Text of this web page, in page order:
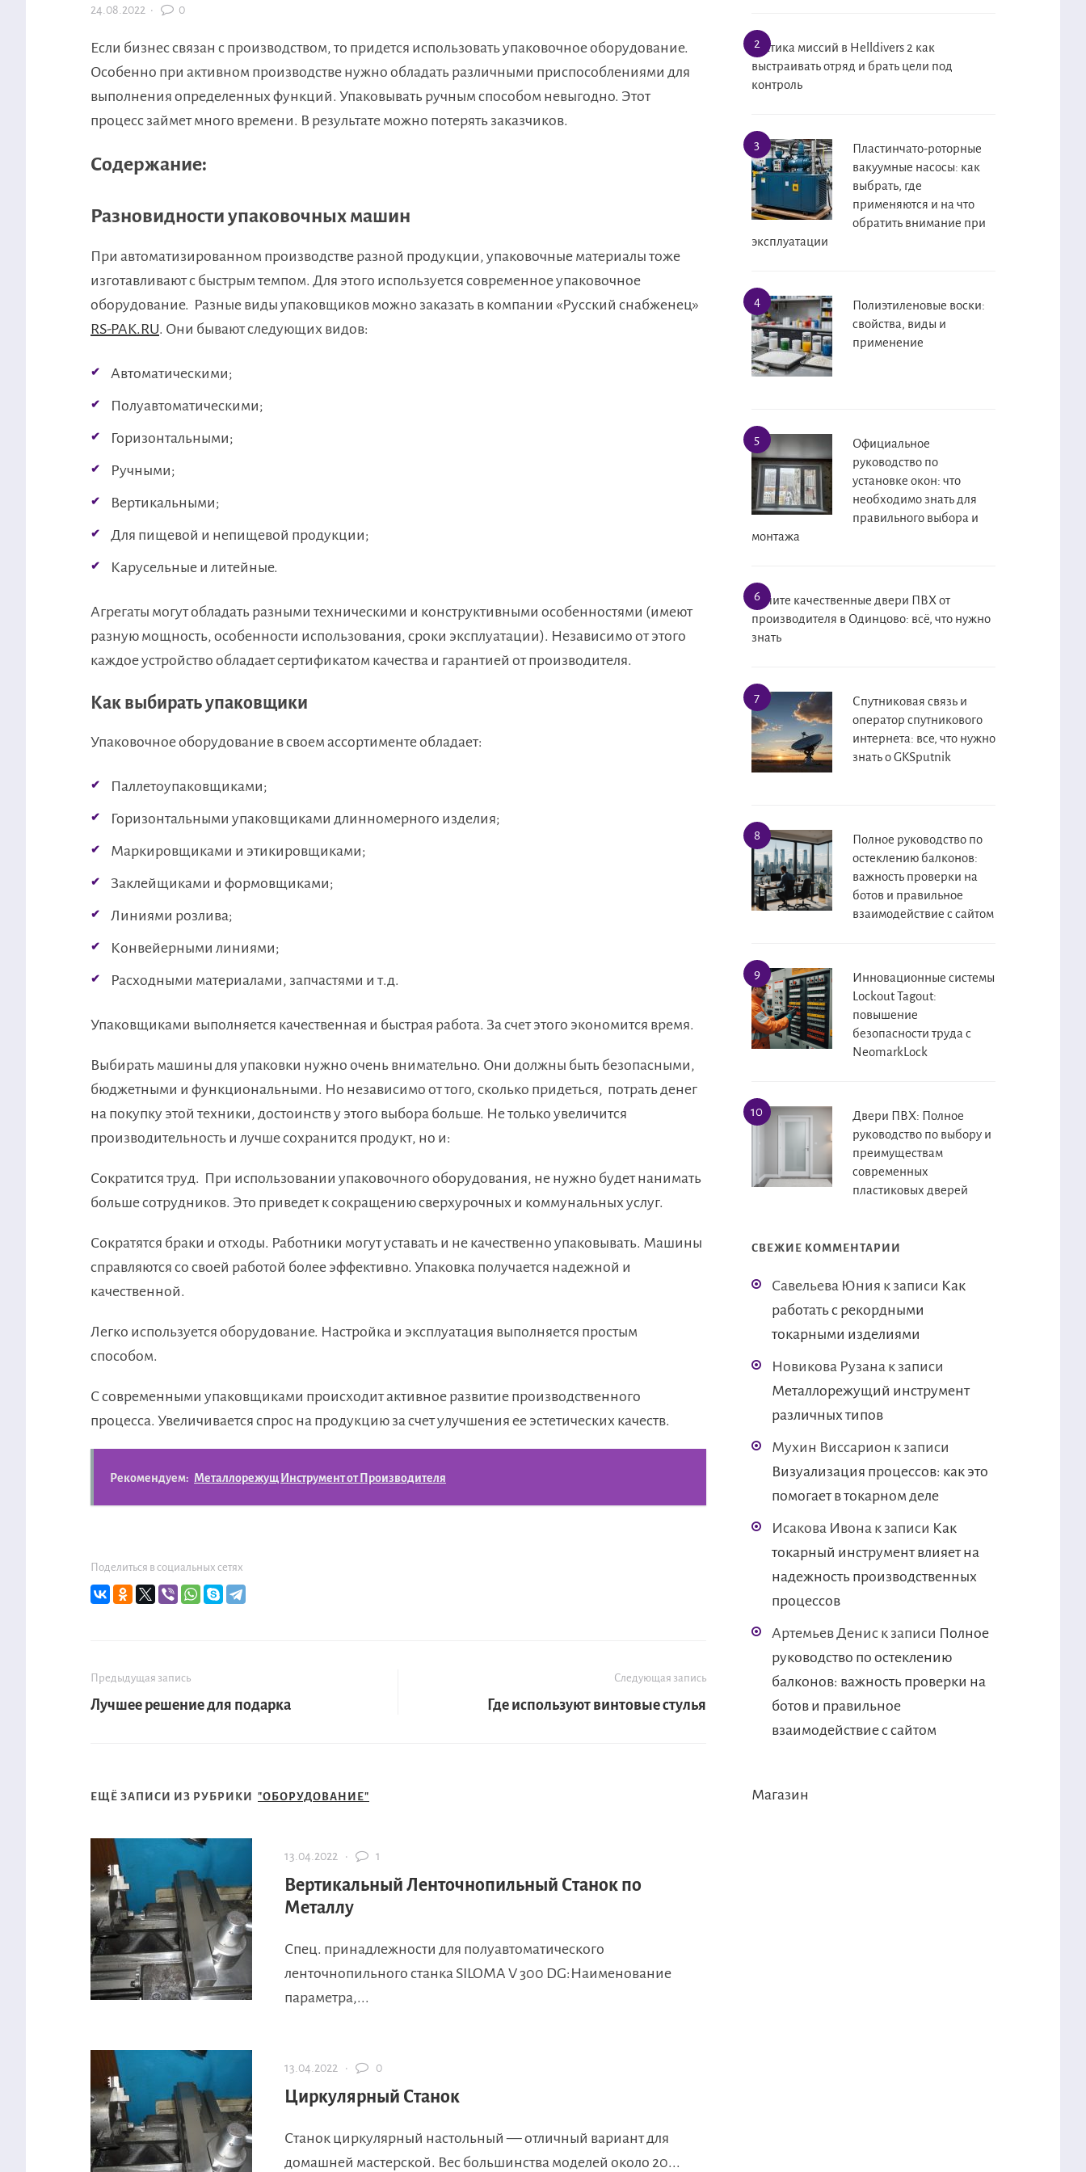
24.08.2022 · 0
Если бизнес связан с производством, то придется использовать упаковочное оборудование.
Особенно при активном производстве нужно обладать различными приспособлениями для
выполнения определенных функций. Упаковывать ручным способом невыгодно. Этот
процесс займет много времени. В результате можно потерять заказчиков.
Содержание:
Разновидности упаковочных машин
При автоматизированном производстве разной продукции, упаковочные материалы тоже
изготавливают с быстрым темпом. Для этого используется современное упаковочное
оборудование. Разные виды упаковщиков можно заказать в компании «Русский снабженец»
RS-PAK.RU. Они бывают следующих видов:
Автоматическими;
Полуавтоматическими;
Горизонтальными;
Ручными;
Вертикальными;
Для пищевой и непищевой продукции;
Карусельные и литейные.
Агрегаты могут обладать разными техническими и конструктивными особенностями (имеют
разную мощность, особенности использования, сроки эксплуатации). Независимо от этого
каждое устройство обладает сертификатом качества и гарантией от производителя.
Как выбирать упаковщики
Упаковочное оборудование в своем ассортименте обладает:
Паллетоупаковщиками;
Горизонтальными упаковщиками длинномерного изделия;
Маркировщиками и этикировщиками;
Заклейщиками и формовщиками;
Линиями розлива;
Конвейерными линиями;
Расходными материалами, запчастями и т.д.
Упаковщиками выполняется качественная и быстрая работа. За счет этого экономится время.
Выбирать машины для упаковки нужно очень внимательно. Они должны быть безопасными,
бюджетными и функциональными. Но независимо от того, сколько придеться, потрать денег
на покупку этой техники, достоинств у этого выбора больше. Не только увеличится
производительность и лучше сохранится продукт, но и:
Сократится труд. При использовании упаковочного оборудования, не нужно будет нанимать
больше сотрудников. Это приведет к сокращению сверхурочных и коммунальных услуг.
Сократятся браки и отходы. Работники могут уставать и не качественно упаковывать. Машины
справляются со своей работой более эффективно. Упаковка получается надежной и
качественной.
Легко используется оборудование. Настройка и эксплуатация выполняется простым
способом.
С современными упаковщиками происходит активное развитие производственного
процесса. Увеличивается спрос на продукцию за счет улучшения ее эстетических качеств.
Рекомендуем: Металлорежущ Инструмент от Производителя
Поделиться в социальных сетях
Предыдущая запись
Лучшее решение для подарка
Следующая запись
Где используют винтовые стулья
ЕЩЁ ЗАПИСИ ИЗ РУБРИКИ "ОБОРУДОВАНИЕ"
13.04.2022 · 1
Вертикальный Ленточнопильный Станок по
Металлу
Спец. принадлежности для полуавтоматического
ленточнопильного станка SILOMA V 300 DG:Наименование
параметра,...
13.04.2022 · 0
Циркулярный Станок
Станок циркулярный настольный — отличный вариант для
домашней мастерской. Вес большинства моделей около 20...
Тактика миссий в Helldivers 2 как
выстраивать отряд и брать цели под
контроль
Пластинчато-роторные
вакуумные насосы: как
выбрать, где
применяются и на что
обратить внимание при
эксплуатации
Полиэтиленовые воски:
свойства, виды и
применение
Официальное
руководство по
установке окон: что
необходимо знать для
правильного выбора и
монтажа
Купите качественные двери ПВХ от
производителя в Одинцово: всё, что нужно
знать
Спутниковая связь и
оператор спутникового
интернета: все, что нужно
знать о GKSputnik
Полное руководство по
остеклению балконов:
важность проверки на
ботов и правильное
взаимодействие с сайтом
Инновационные системы
Lockout Tagout:
повышение
безопасности труда с
NeomarkLock
Двери ПВХ: Полное
руководство по выбору и
преимуществам
современных
пластиковых дверей
СВЕЖИЕ КОММЕНТАРИИ
Савельева Юния к записи Как
работать с рекордными
токарными изделиями
Новикова Рузана к записи
Металлорежущий инструмент
различных типов
Мухин Виссарион к записи
Визуализация процессов: как это
помогает в токарном деле
Исакова Ивона к записи Как
токарный инструмент влияет на
надежность производственных
процессов
Артемьев Дениск записи Полное
руководство по остеклению
балконов: важность проверки на
ботов и правильное
взаимодействие с сайтом
Магазин